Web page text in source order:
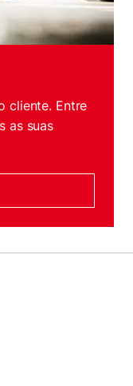
cliente. Entre
as suas